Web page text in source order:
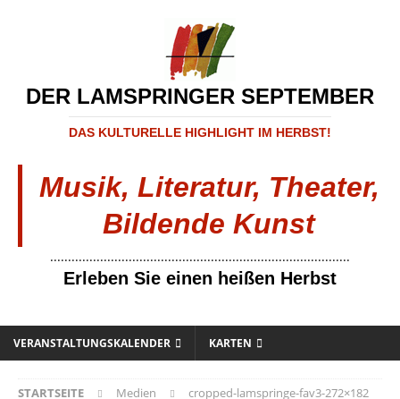
DER LAMSPRINGER SEPTEMBER
DAS KULTURELLE HIGHLIGHT IM HERBST!
Musik, Literatur, Theater,
Bildende Kunst
....................................................................................
Erleben Sie einen heißen Herbst
VERANSTALTUNGSKALENDER KARTEN
STARTSEITE Medien cropped-lamspringe-fav3-272×182